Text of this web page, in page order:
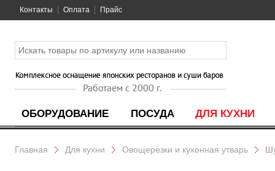
Контакты Оплата Прайс
ОБОРУДОВАНИЕ ПОСУДА ДЛЯ КУХНИ
Главная Для кухни Овощерезки и кухонная утварь